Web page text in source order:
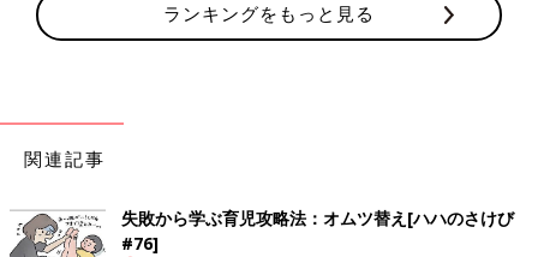
ランキングをもっと見る
関連記事
失敗から学ぶ育児攻略法：オムツ替え[ハハのさけび
#76]